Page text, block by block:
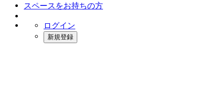
スペースをお持ちの方
ログイン
新規登録